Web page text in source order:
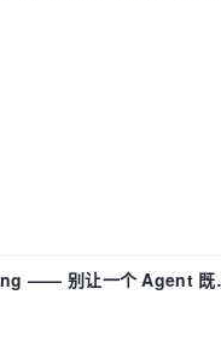
—— 别让一个 Agent 既